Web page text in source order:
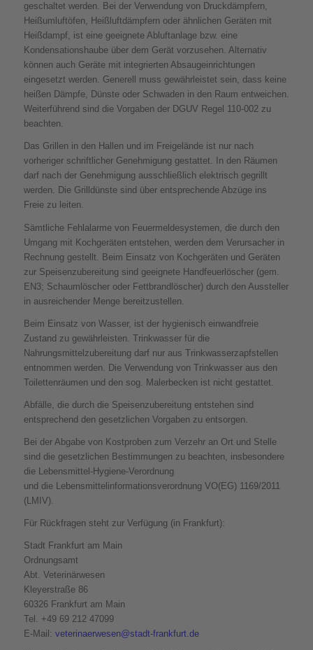
geschaltet werden. Bei der Verwendung von Druckdämpfern,
Heißumluftöfen, Heißluftdämpfern oder ähnlichen Geräten mit
Heißdampf, ist eine geeignete Abluftanlage bzw. eine
Kondensationshaube über dem Gerät vorzusehen. Alternativ
können auch Geräte mit integrierten Absaugeinrichtungen
eingesetzt werden. Generell muss gewährleistet sein, dass keine
heißen Dämpfe, Dünste oder Schwaden in den Raum entweichen.
Weiterführend sind die Vorgaben der DGUV Regel 110-002 zu
beachten.
Das Grillen in den Hallen und im Freigelände ist nur nach
vorheriger schriftlicher Genehmigung gestattet. In den Räumen
darf nach der Genehmigung ausschließlich elektrisch gegrillt
werden. Die Grilldünste sind über entsprechende Abzüge ins
Freie zu leiten.
Sämtliche Fehlalarme von Feuermeldesystemen, die durch den
Umgang mit Kochgeräten entstehen, werden dem Verursacher in
Rechnung gestellt. Beim Einsatz von Kochgeräten und Geräten
zur Speisenzubereitung sind geeignete Handfeuerlöscher (gem.
EN3; Schaumlöscher oder Fettbrandlöscher) durch den Aussteller
in ausreichender Menge bereitzustellen.
Beim Einsatz von Wasser, ist der hygienisch einwandfreie
Zustand zu gewährleisten. Trinkwasser für die
Nahrungsmittelzubereitung darf nur aus Trinkwasserzapfstellen
entnommen werden. Die Verwendung von Trinkwasser aus den
Toilettenräumen und den sog. Malerbecken ist nicht gestattet.
Abfälle, die durch die Speisenzubereitung entstehen sind
entsprechend den gesetzlichen Vorgaben zu entsorgen.
Bei der Abgabe von Kostproben zum Verzehr an Ort und Stelle
sind die gesetzlichen Bestimmungen zu beachten, insbesondere
die Lebensmittel-Hygiene-Verordnung
und die Lebensmittelinformationsverordnung VO(EG) 1169/2011
(LMIV).
Für Rückfragen steht zur Verfügung (in Frankfurt):
Stadt Frankfurt am Main
Ordnungsamt
Abt. Veterinärwesen
Kleyerstraße 86
60326 Frankfurt am Main
Tel. +49 69 212 47099
E-Mail: veterinaerwesen@stadt-frankfurt.de